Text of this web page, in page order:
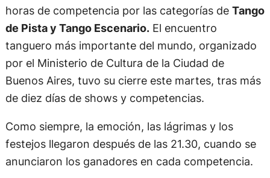
horas de competencia por las categorías de Tango
de Pista y Tango Escenario.El encuentro
tanguero más importante del mundo, organizado
por el Ministerio de Cultura de la Ciudad de
Buenos Aires, tuvo su cierre este martes, tras más
de diez días de shows y competencias.
Como siempre, la emoción, las lágrimas y los
festejos llegaron después de las 21.30, cuando se
anunciaron los ganadores en cada competencia.